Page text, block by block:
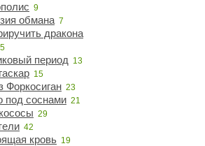
9
обмана 7
дракона
5
период 13
15
Форкосиган 23
под соснами 21
29
42
кровь 19